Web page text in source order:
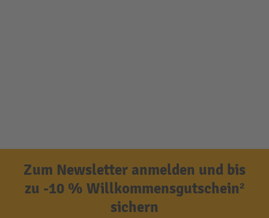
Zum Newsletter anmelden und bis
zu -10 % Willkommensgutschein²
sichern